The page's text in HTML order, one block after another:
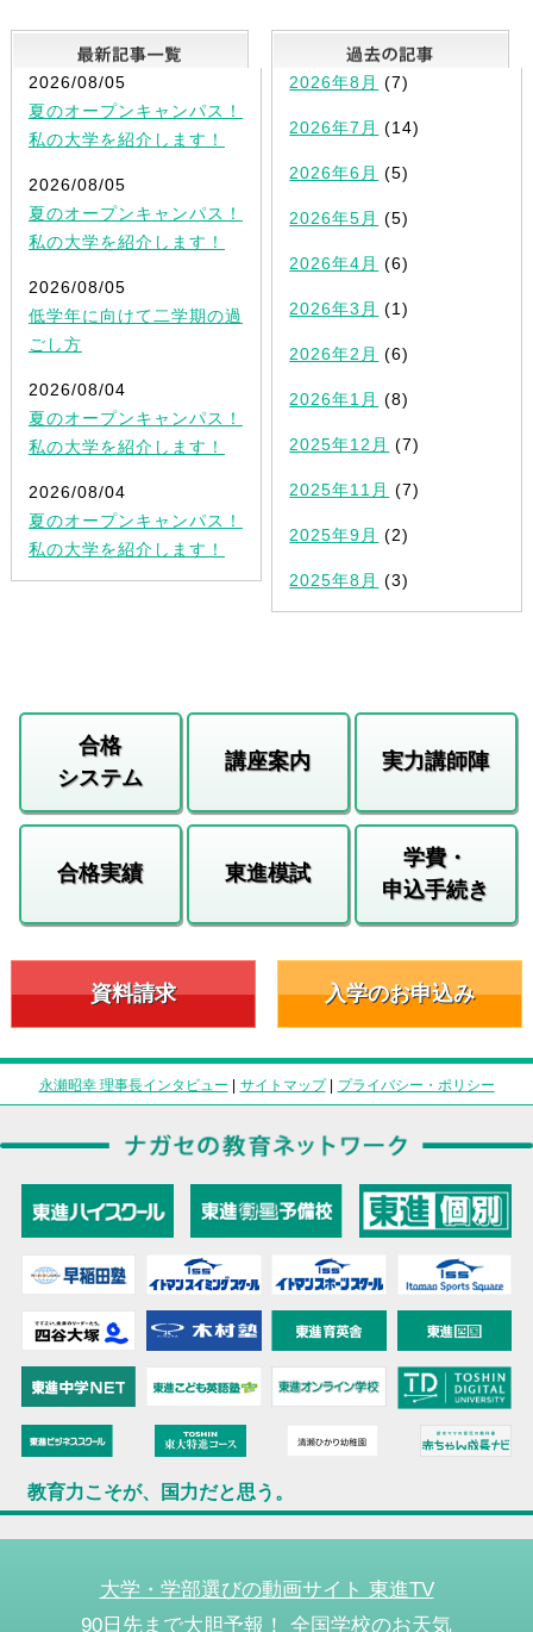
最新記事一覧
2026/08/05
夏のオープンキャンパス！
私の大学を紹介します！
2026/08/05
夏のオープンキャンパス！
私の大学を紹介します！
2026/08/05
低学年に向けて二学期の過
ごし方
2026/08/04
夏のオープンキャンパス！
私の大学を紹介します！
2026/08/04
夏のオープンキャンパス！
私の大学を紹介します！
2026年8月 (7)
2026年7月 (14)
2026年6月 (5)
2026年5月 (5)
2026年4月 (6)
2026年3月 (1)
2026年2月 (6)
2026年1月 (8)
2025年12月 (7)
2025年11月 (7)
2025年9月 (2)
2025年8月 (3)
合格
システム
講座案内 実力講師陣
合格実績 東進模試
学費・
申込手続き
資料請求 入学のお申込み
永瀬昭幸 理事長インタビュー | サイトマップ| プライバシー・ポリシー
教育力こそが、国力だと思う。
大学・学部選びの動画サイト 東進TV
90日先まで大胆予報！ 全国学校のお天気